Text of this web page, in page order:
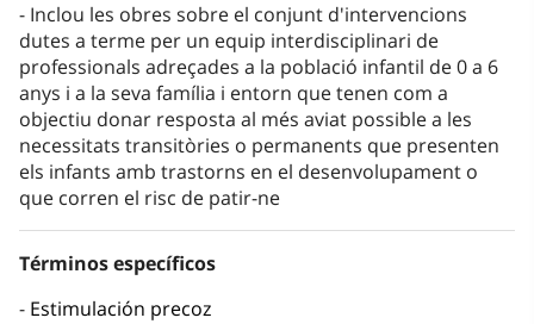
Inclou les obres sobre el conjunt d'intervencions
dutes a terme per un equip interdisciplinari de
professionals adreçades a la població infantil de 0 a 6
anys i a la seva família i entorn que tenen com a
objectiu donar resposta al més aviat possible a les
necessitats transitòries o permanents que presenten
els infants amb trastorns en el desenvolupament o
que corren el risc de patir-ne
Términos específicos
Estimulación precoz